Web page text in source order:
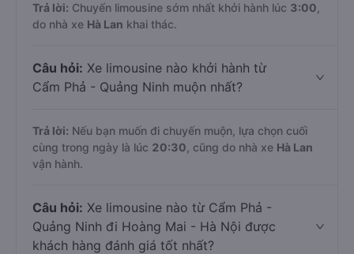
Trả lời: Chuyến limousine sớm nhất khởi hành lúc 3:00
do nhà xe Hà Lan khai thác.
Câu hỏi: Xe limousine nào khởi hành từ
Cẩm Phả - Quảng Ninh muộn nhất?
Trả lời: Nếu bạn muốn đi chuyến muộn, lựa chọn cuối
cùng trong ngày là lúc 20:30 , cũng do nhà xe Hà Lan
vận hành.
Câu hỏi: Xe limousine nào từ Cẩm Phả -
Quảng Ninh đi Hoàng Mai - Hà Nội được
khách hàng đánh giá tốt nhất?